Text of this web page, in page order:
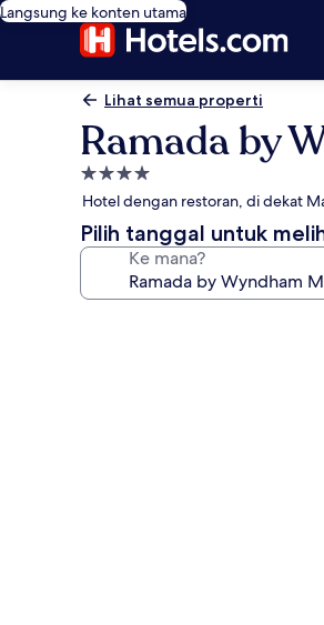
Langsung ke konten utama
Lihat semua properti
Ramada by
Properti
bintang
4.0
Hotel dengan restoran, di dekat
Pilih tanggal untuk
Ke mana?